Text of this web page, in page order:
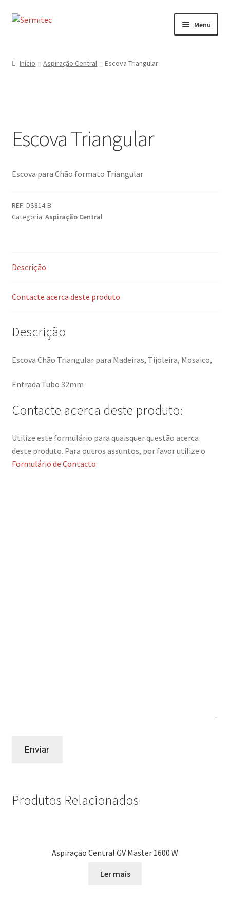
Ir
Saltar
Menu
Serviços
Início Aspiração Central Escova Triangular
Escova Triangular
Escova para Chão formato Triangular
REF: DS814-B
Categoria: Aspiração Central
Descrição
Contacte acerca deste produto
Descrição
Escova Chão Triangular para Madeiras, Tijoleira, Mosaico,
Entrada Tubo 32mm
Contacte acerca deste produto:
Utilize este formulário para quaisquer questão acerca
deste produto. Para outros assuntos, por favor utilize o
Formulário de Contacto.
Produtos Relacionados
Aspiração Central GV Master 1600 W
Ler mais